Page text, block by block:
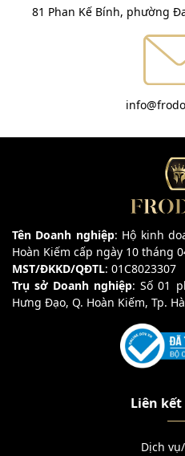
81 Phan Kế Bính, phường
Tên Doanh nghiệp: Hộ kinh
Hoàn Kiếm cấp ngày 10 tháng
MST/ĐKKD/QĐTL: 01C8023307
Trụ sở Doanh nghiệp: Số 01
Hưng Đạo, Q. Hoàn Kiếm, Tp.
Liên
Dịch